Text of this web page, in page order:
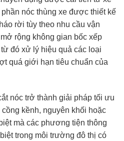
nóc thùng xe được thiết kế
rời tùy theo nhu cầu vận
rộng không gian bốc xếp
đó xử lý hiệu quả các loại
quá giới hạn tiêu chuẩn của
nóc trở thành giải pháp tối ưu
kềnh, nguyên khối hoặc
mà các phương tiện thông
trong môi trường đô thị có